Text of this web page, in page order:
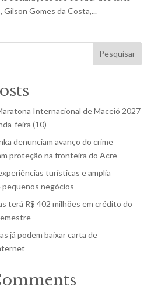
Gilson Gomes da Costa,...
Pesquisar
Internacional de Maceió 2027
feira (10)
denunciam avanço do crime
proteção na fronteira do Acre
turísticas e amplia
pequenos negócios
terá R$ 402 milhões em crédito do
já podem baixar carta de